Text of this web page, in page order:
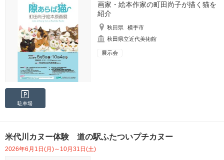
画家・絵本作家の町田尚子が描く猫を
紹介
秋田県
横手市
秋田県立近代美術館
展示会
駐車場
米代川カヌー体験 道の駅ふたついプチカヌー
2026年6月1日(月)～10月31日(土)